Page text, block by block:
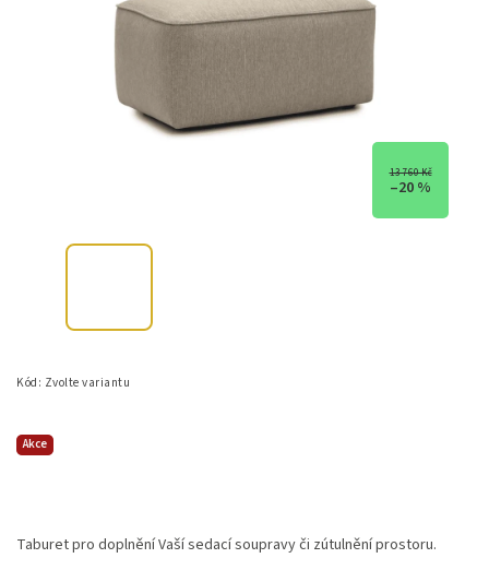
13 760 Kč
–20 %
Kód: Zvolte variantu
Taburet pro doplnění Vaší sedací soupravy či zútulnění prostoru.
Akce